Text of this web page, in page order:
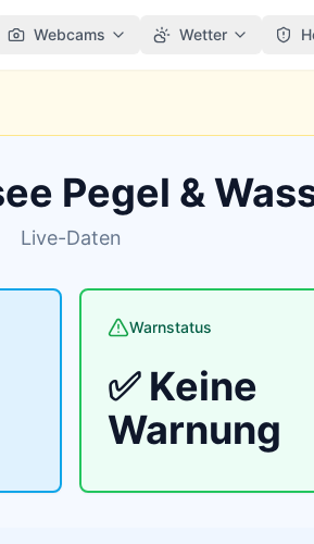
Webcams Wetter
Pegel &
Live-Daten
Warnstatus
✅ Keine
Warnung